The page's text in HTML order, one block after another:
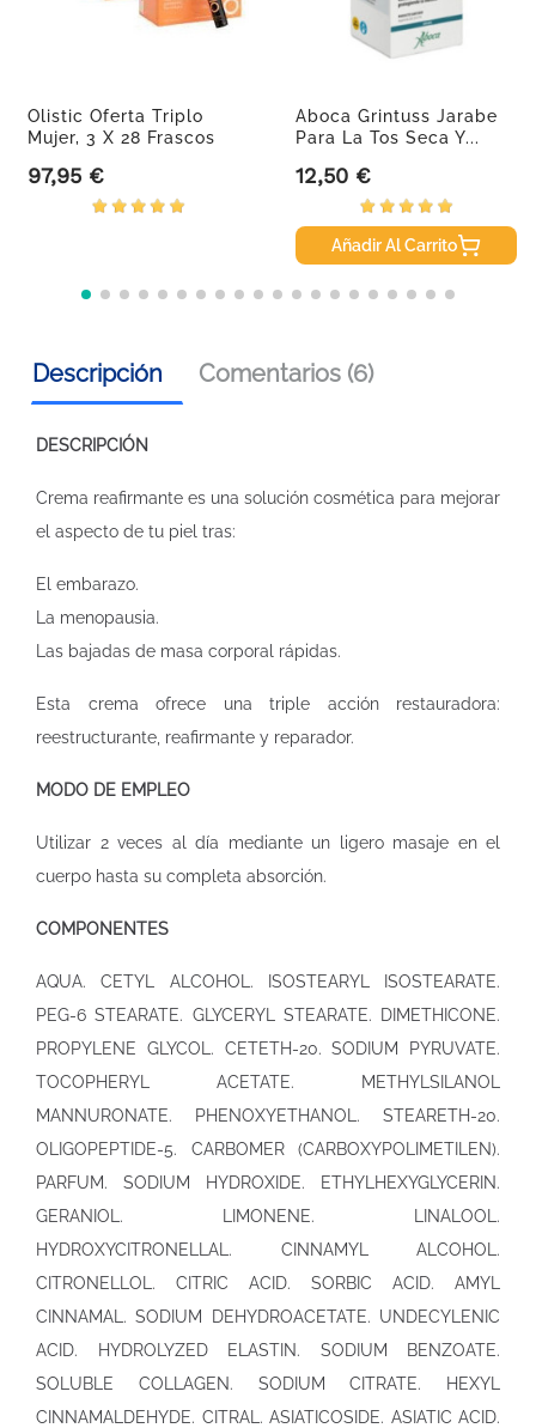
Olistic Oferta Triplo
Mujer, 3 X 28 Frascos
Precio
97,95 €
Aboca Grintuss Jarabe
Para La Tos Seca Y...
Precio
12,50 €
Añadir Al Carrito
Descripción Comentarios (6)
DESCRIPCIÓN
Crema reafirmante es una solución cosmética para mejorar
el aspecto de tu piel tras:
El embarazo.
La menopausia.
Las bajadas de masa corporal rápidas.
Esta crema ofrece una triple acción restauradora:
reestructurante, reafirmante y reparador.
MODO DE EMPLEO
Utilizar 2 veces al día mediante un ligero masaje en el
cuerpo hasta su completa absorción.
COMPONENTES
AQUA. CETYL ALCOHOL. ISOSTEARYL ISOSTEARATE.
PEG-6 STEARATE. GLYCERYL STEARATE. DIMETHICONE.
PROPYLENE GLYCOL. CETETH-20. SODIUM PYRUVATE.
TOCOPHERYL ACETATE. METHYLSILANOL
MANNURONATE. PHENOXYETHANOL. STEARETH-20.
OLIGOPEPTIDE-5. CARBOMER (CARBOXYPOLIMETILEN).
PARFUM. SODIUM HYDROXIDE. ETHYLHEXYGLYCERIN.
GERANIOL. LIMONENE. LINALOOL.
HYDROXYCITRONELLAL. CINNAMYL ALCOHOL.
CITRONELLOL. CITRIC ACID. SORBIC ACID. AMYL
CINNAMAL. SODIUM DEHYDROACETATE. UNDECYLENIC
ACID. HYDROLYZED ELASTIN. SODIUM BENZOATE.
SOLUBLE COLLAGEN. SODIUM CITRATE. HEXYL
CINNAMALDEHYDE. CITRAL. ASIATICOSIDE. ASIATIC ACID.